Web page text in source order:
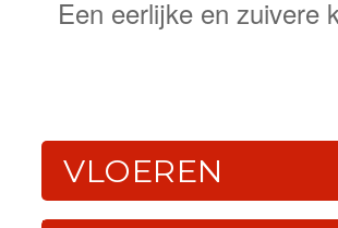
Een eerlijke en zuivere
VLOEREN